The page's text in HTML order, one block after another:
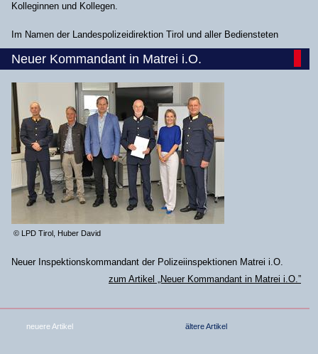
Kolleginnen und Kollegen.
Im Namen der Landespolizeidirektion Tirol und aller Bediensteten
Neuer Kommandant in Matrei i.O.
© LPD Tirol, Huber David
Neuer Inspektionskommandant der Polizeiinspektionen Matrei i.O.
zum Artikel „Neuer Kommandant in Matrei i.O.”
neuere Artikel ältere Artikel